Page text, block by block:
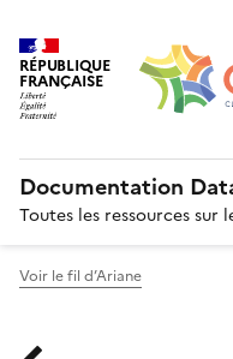
RÉPUBLIQUE
FRANÇAISE
Documentation
Toutes les ressources sur
Voir le fil d’Ariane